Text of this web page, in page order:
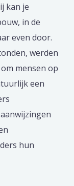
kan je
in de
even door.
werden
mensen op
een
hun